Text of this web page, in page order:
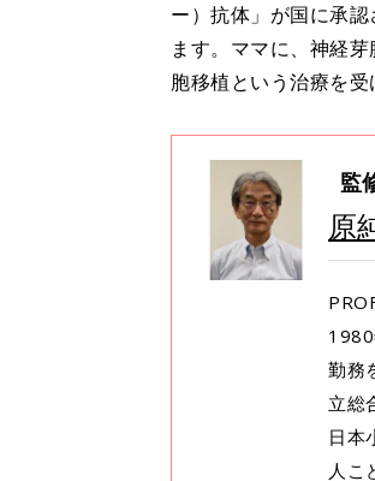
ー）抗体」が国に承
ます。ママに、神経
胞移植という治療を受
監
原
勤務
立総
日本
人こ